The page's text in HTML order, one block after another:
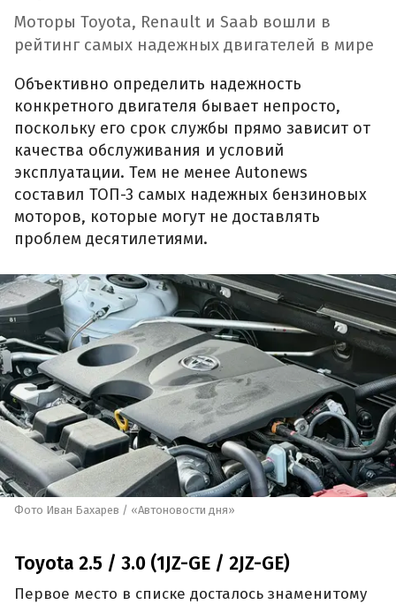
Моторы Toyota, Renault и Saab вошли в
рейтинг самых надежных двигателей в мире
Объективно определить надежность
конкретного двигателя бывает непросто,
поскольку его срок службы прямо зависит от
качества обслуживания и условий
эксплуатации. Тем не менее Autonews
составил ТОП-3 самых надежных бензиновых
моторов, которые могут не доставлять
проблем десятилетиями.
Фото Иван Бахарев / «Автоновости дня»
Toyota 2.5 / 3.0 (1JZ-GE / 2JZ-GE)
Первое место в списке досталось знаменитому